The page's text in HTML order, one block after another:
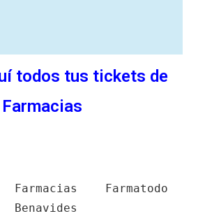
todos tus tickets de
Farmacias
Farmacias
Benavides
Farmatodo